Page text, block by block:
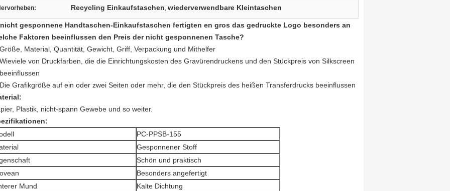
Recycling Einkaufstaschen, wiederverwendbare Kleintaschen
nicht gesponnene Handtaschen-Einkaufstaschen fertigten en gros das gedruckte Logo besonders an
Faktoren beeinflussen den Preis der nicht gesponnenen Tasche?
Größe, Material, Quantität, Gewicht, Griff, Verpackung und Mithelfer
Wieviele von Druckfarben, die die Einrichtungskosten des Gravürendruckens und den Stückpreis von Silkscreen
beeinflussen
Die Grafikgröße auf ein oder zwei Seiten oder mehr, die den Stückpreis des heißen Transferdrucks beeinflussen
Plastik, nicht-spann Gewebe und so weiter.
PC-PPSB-155
Gesponnener Stoff
Schön und praktisch
Besonders angefertigt
Mund
Kalte Dichtung